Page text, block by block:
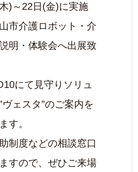
)～22日(金)に実施
市介護ロボット・介
明・体験会へ出展致
にて見守りソリュ
ヴェスタ”のご案内を
す。
制度などの相談窓口
すので、ぜひご来場